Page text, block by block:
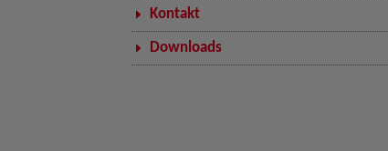
Kontakt
Downloads